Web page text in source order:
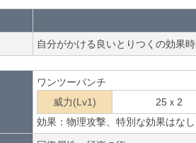
自分がかける良いとりつくの効果
ワンツーパンチ
威力(Lv1)
25ｘ2
効果：物理攻撃、特別な効果はなし